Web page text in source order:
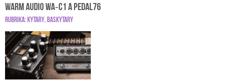
Warm Audio WA‑C1 a Pedal76
RUBRIKA:KYTARY BASKYTARY